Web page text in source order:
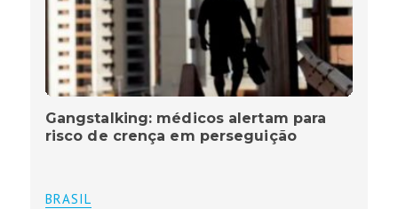
Gangstalking: médicos alertam para
risco de crença em perseguição
BRASIL